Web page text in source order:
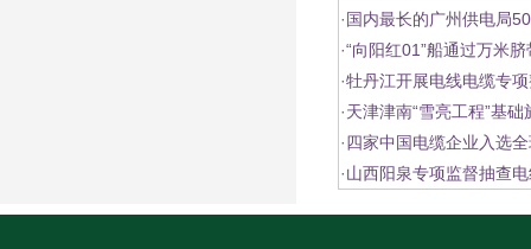
· 国内最长的广州供电局
·“向阳红01”船通过万米
·牡丹江开展电线电缆专
·天津津南“雪亮工程”基
·四家中国电缆企业入选
·山西阳泉专项监督抽查